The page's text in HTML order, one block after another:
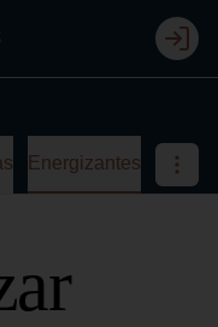
Login
Energizantes